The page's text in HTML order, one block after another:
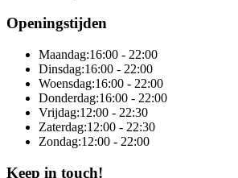
Openingstijden
Maandag:16:00 - 22:00
Dinsdag:16:00 - 22:00
Woensdag:16:00 - 22:00
Donderdag:16:00 - 22:00
Vrijdag:12:00 - 22:30
Zaterdag:12:00 - 22:30
Zondag:12:00 - 22:00
Keep in touch!